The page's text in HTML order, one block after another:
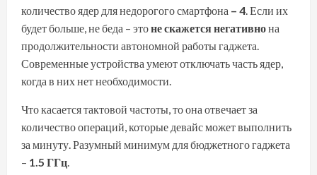
количество ядер для недорогого смартфона – 4 . Если их
будет больше, не беда – этоне скажется негативнона
продолжительности автономной работы гаджета.
Современные устройства умеют отключать часть ядер,
когда в них нет необходимости.
Что касается тактовой частоты, то она отвечает за
количество операций, которые девайс может выполнить
за минуту. Разумный минимум для бюджетного гаджета
– 1.5 ГГц